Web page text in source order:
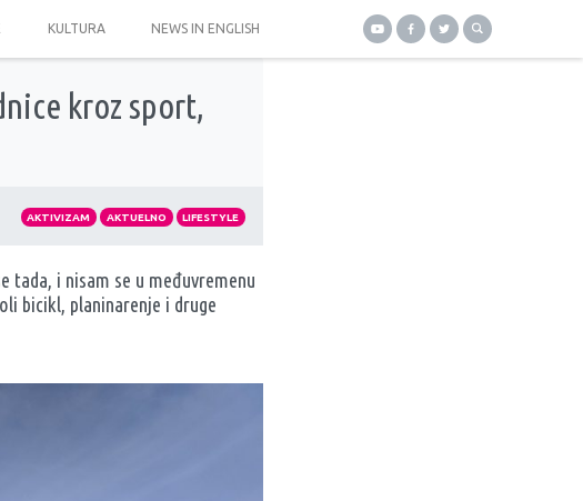
KULTURA NEWS IN ENGLISH
kroz sport,
AKTIVIZAM AKTUELNO LIFESTYLE
tada, i nisam se u međuvremenu
bicikl, planinarenje i druge